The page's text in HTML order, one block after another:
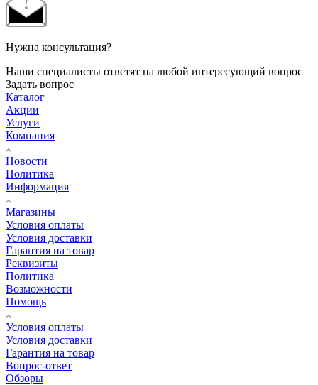
Нужна консультация?
Наши специалисты ответят на любой интересующий вопрос
Задать вопрос
Каталог
Акции
Услуги
Компания
Новости
Политика
Информация
Магазины
Условия оплаты
Условия доставки
Гарантия на товар
Реквизиты
Политика
Возможности
Помощь
Условия оплаты
Условия доставки
Гарантия на товар
Вопрос-ответ
Обзоры